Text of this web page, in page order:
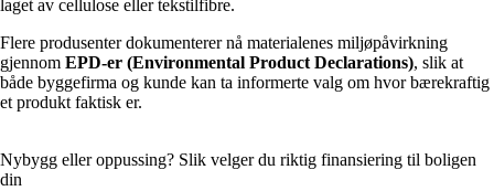
laget av cellulose eller tekstilfibre.
Flere produsenter dokumenterer nå materialenes miljøpåvirkning
gjennom EPD-er (Environmental Product Declarations), slik at
både byggefirma og kunde kan ta informerte valg om hvor bærekraftig
et produkt faktisk er.
Nybygg eller oppussing? Slik velger du riktig finansiering til boligen
din